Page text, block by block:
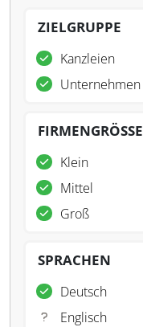
ZIELGRUPPE
Kanzleien
Unternehmen
FIRMENGRÖSSE
Klein
Mittel
Groß
SPRACHEN
Deutsch
Englisch